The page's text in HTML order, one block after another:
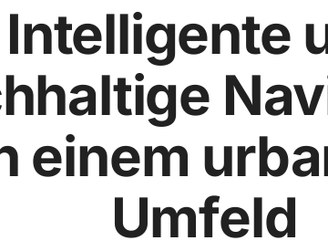
Intelligente
einem
Umfeld